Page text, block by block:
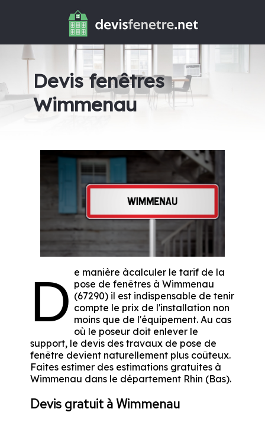
Devis fenêtres
Wimmenau
D e manière àcalculer le tarif de la
pose de fenêtres à Wimmenau
(67290) il est indispensable de tenir
compte le prix de l'installation non
moins que de l'équipement. Au cas
où le poseur doit enlever le
support, le devis des travaux de pose de
fenêtre devient naturellement plus coûteux.
Faites estimer des estimations gratuites à
Wimmenau dans le département Rhin (Bas).
Devis gratuit à Wimmenau